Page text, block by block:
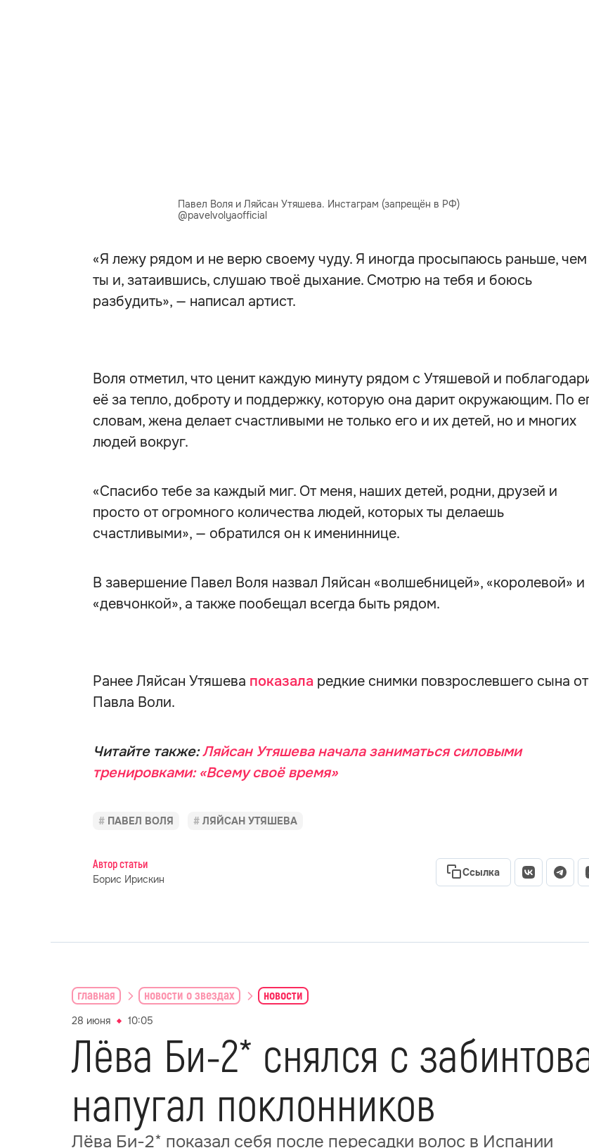
Павел Воля и Ляйсан Утяшева. Инстаграм (запрещён в РФ)
@pavelvolyaofficial
«Я лежу рядом и не верю своему чуду. Я иногда просыпаюсь раньше, чем
ты и, затаившись, слушаю твоё дыхание. Смотрю на тебя и боюсь
разбудить», — написал артист.
Воля отметил, что ценит каждую минуту рядом с Утяшевой и
её за тепло, доброту и поддержку, которую она дарит окружающим. По
словам, жена делает счастливыми не только его и их детей, но и многих
людей вокруг.
«Спасибо тебе за каждый миг. От меня, наших детей, родни, друзей и
просто от огромного количества людей, которых ты делаешь
счастливыми», — обратился он к имениннице.
В завершение Павел Воля назвал Ляйсан «волшебницей», «королевой» и
«девчонкой», а также пообещал всегда быть рядом.
Ранее Ляйсан Утяшева показала редкие снимки повзрослевшего сына от
Павла Воли.
Читайте также:Ляйсан Утяшева начала заниматься силовыми
тренировками: «Всему своё время»
ПАВЕЛ ВОЛЯ ЛЯЙСАН УТЯШЕВА
Автор статьи
Борис Ирискин
Ссылка
главная новости о звездах новости
28 июня 10:05
Лёва Би-2* снялся с
напугал поклонников
Лёва Би-2* показал себя после пересадки волос в Испании